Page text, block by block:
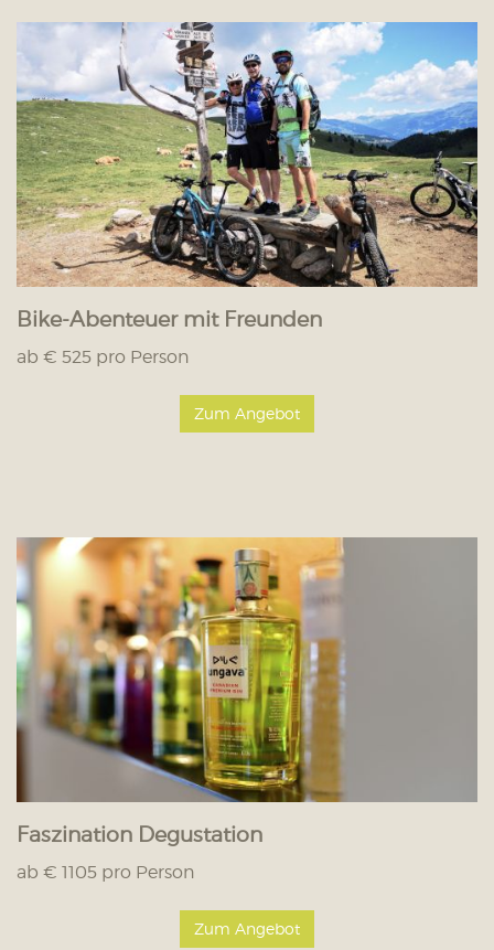
Bike-Abenteuer mit Freunden
ab € 525 pro Person
Zum Angebot
Faszination Degustation
ab € 1105 pro Person
Zum Angebot